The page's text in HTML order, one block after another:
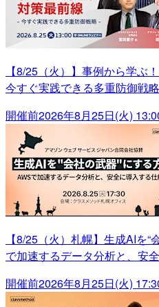
【8/25（火）】事例から学ぶ
今すぐ実践できる多重防御戦略
開催前2026年8月25日(火)
【8/25（火）札幌】生成AIを
で加速するデータ分析と、安
開催前2026年8月25日(火)